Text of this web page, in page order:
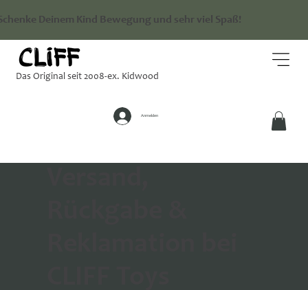
Deinem Kind Bewegung und sehr viel Spaß!
Anmelden
Das Original seit 2008-ex. Kidwood